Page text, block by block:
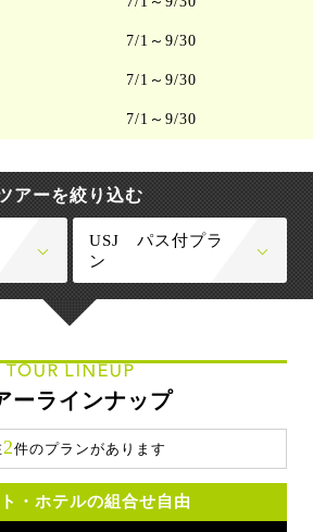
7/1～9/30
7/1～9/30
7/1～9/30
アーを絞り込む
USJ パス付プラ
ン
TOUR LINEUP
ーラインナップ
2件のプランがあります
・ホテルの組合せ自由